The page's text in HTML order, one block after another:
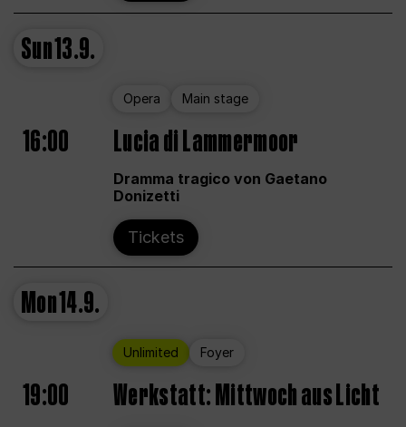
Sun13.9.
Opera Main stage
16:00 Lucia di Lammermoor
Dramma tragico von Gaetano
Donizetti
Tickets
Mon14.9.
Unlimited Foyer
19:00 Werkstatt: Mittwoch aus Licht